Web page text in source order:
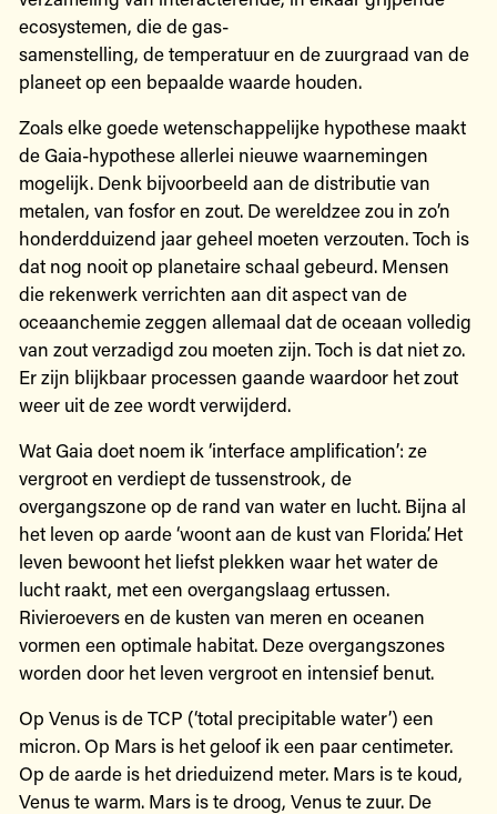
ecosystemen, die de gas-
samenstelling, de temperatuur en de zuurgraad van de
planeet op een bepaalde waarde houden.
Zoals elke goede wetenschappelijke hypothese maakt
de Gaia-hypothese allerlei nieuwe waarnemingen
mogelijk. Denk bijvoorbeeld aan de distributie van
metalen, van fosfor en zout. De wereldzee zou in zo’n
honderdduizend jaar geheel moeten verzouten. Toch is
dat nog nooit op planetaire schaal gebeurd. Mensen
die rekenwerk verrichten aan dit aspect van de
oceaanchemie zeggen allemaal dat de oceaan volledig
van zout verzadigd zou moeten zijn. Toch is dat niet zo.
Er zijn blijkbaar processen gaande waardoor het zout
weer uit de zee wordt verwijderd.
Wat Gaia doet noem ik ‘interface amplification’: ze
vergroot en verdiept de tussenstrook, de
overgangszone op de rand van water en lucht. Bijna al
het leven op aarde ‘woont aan de kust van Florida’. Het
leven bewoont het liefst plekken waar het water de
lucht raakt, met een overgangslaag ertussen.
Rivieroevers en de kusten van meren en oceanen
vormen een optimale habitat. Deze overgangszones
worden door het leven vergroot en intensief benut.
Op Venus is de TCP (‘total precipitable water’) een
micron. Op Mars is het geloof ik een paar centimeter.
Op de aarde is het drieduizend meter. Mars is te koud,
Venus te warm. Mars is te droog, Venus te zuur. De